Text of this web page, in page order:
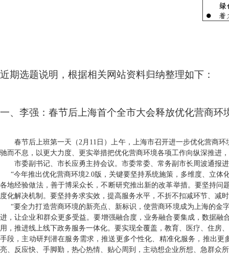
近期选题说明，根据相关网站资料归纳整理如下：
一、李强：春节后上海首个全市大会释放优化营商
春节后上班第一天（2月 11 日）上午，上海市召开进一步优化营商环
驰而不息，以更大力度、更实举措把优化营商环境各项工作向纵深推进
市委副书记、市长应勇主持会议。市委常委、常务副市长周波通报
“今年推出优化营商环境2.0版，关键要坚持系统施策，多维度、立体
各地经验做法，善于博采众长，不断研究推出新的改革举措。要坚持
度化解决机制。要坚持务求实效，提高服务水平，不折不扣减环节、减
“要全力打造营商环境的新亮点、新标识，使营商环境成为上海的金
进，让企业和群众更多受益。要增强融合度 ，业务融合要集成，数据
用，推进线上线下政务服务一体化。要实现全覆盖 ，教育、医疗、住房
手段，主动研判潜在服务需求，推送更多个性化、精准化服务，推出更
亮、反应快、手脚勤，热心热情、贴心周到，主动想企业所想、急群